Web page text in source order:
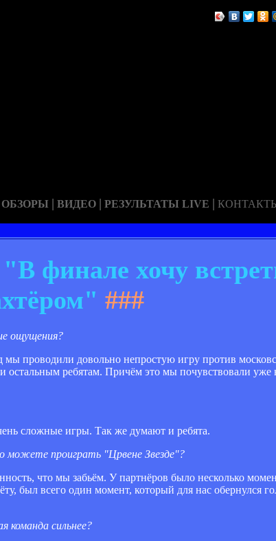
ОБЗОРЫ | ВИДЕО | РЕЗУЛЬТАТЫ LIVE |
финале хочу
###
ощущения?
проводили довольно непростую игру против
ребятам. Причём это мы почувствовали уже
сложные игры. Так же думают и ребята.
можете проиграть "Црвене Звезде"?
что мы забьём. У партнёров было несколько
был всего один момент, который для нас обернулся
сильнее?